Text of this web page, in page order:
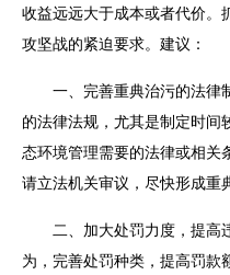
收益远远大于成本或者代价。
攻坚战的紧迫要求。建议：
一、完善重典治污的法律
的法律法规，尤其是制定时间
态环境管理需要的法律或相关
请立法机关审议，尽快形成重
二、加大处罚力度，提高
为，完善处罚种类，提高罚款